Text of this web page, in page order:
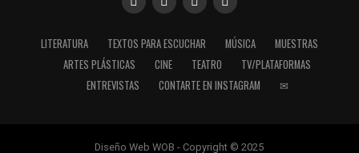
LITERATURA TEXTOS PARA ESCUCHAR MÚSICA
MUESTRAS
ARTES PLÁSTICAS
CINE TEATRO
TV/PLATAFORMAS
ENTREVISTAS
CONTARTE EN INSTAGRAM ✉
Diseño Web WOB - Copyright © 2025